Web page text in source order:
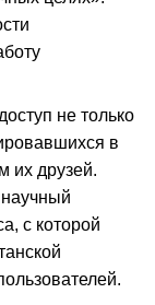
не только
в
их друзей.
с которой